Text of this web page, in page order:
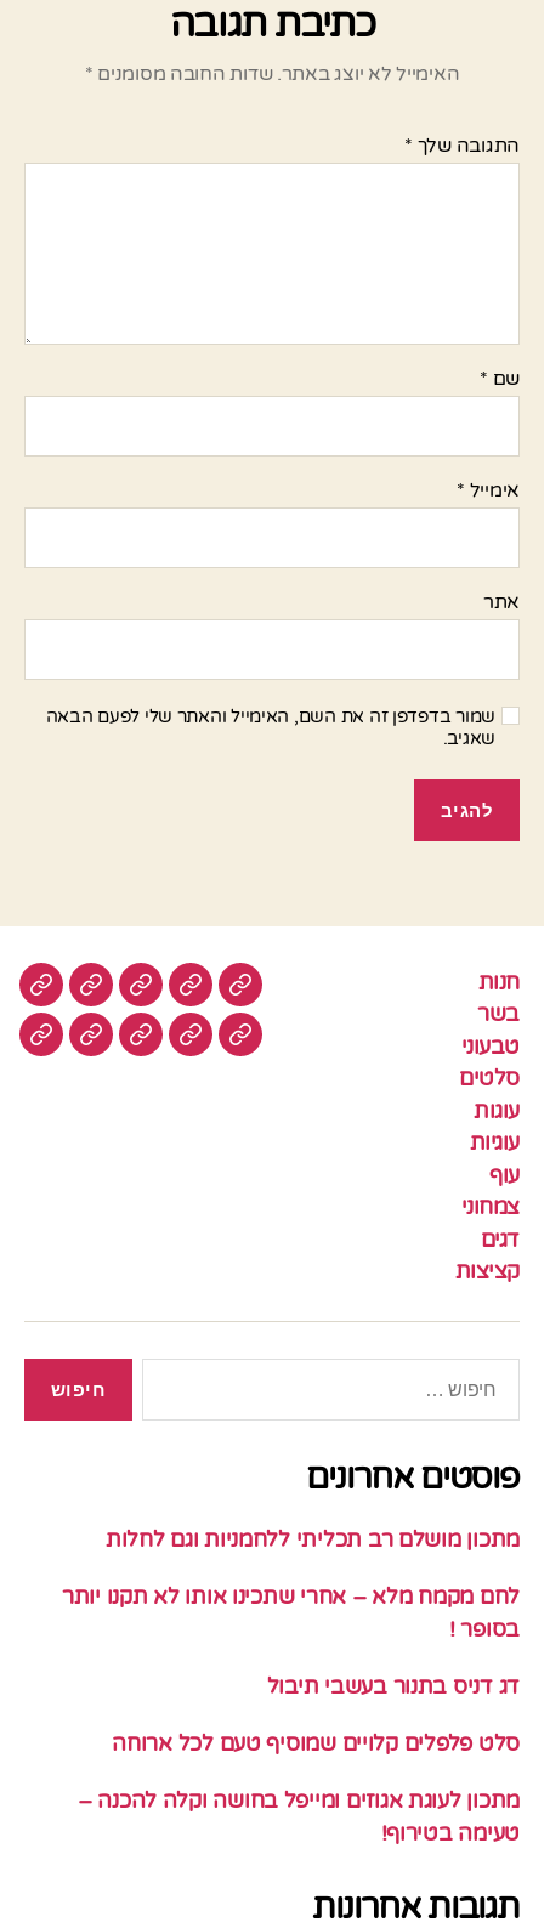
כתיבת תגובה
האימייל לא יוצג באתר. שדות החובה מסומנים *
התגובה שלך *
שם *
אימייל *
אתר
שמור בדפדפן זה את השם, האימייל והאתר שלי לפעם הבאה
שאגיב.
חנות
בשר
טבעוני
סלטים
עוגות
עוגיות
עוף
צמחוני
דגים
קציצות
חנות בשר טבעוניסלטים
עוגיותעוף צמחונידגים
פוסטים אחרונים
מתכון מושלם רב תכליתי ללחמניות וגם לחלות
לחם מקמח מלא – אחרי שתכינו אותו לא תקנו יותר
בסופר !
דג דניס בתנור בעשבי תיבול
סלט פלפלים קלויים שמוסיף טעם לכל ארוחה
מתכון לעוגת אגוזים ומייפל בחושה וקלה להכנה –
טעימה בטירוף!
תגובות אחרונות